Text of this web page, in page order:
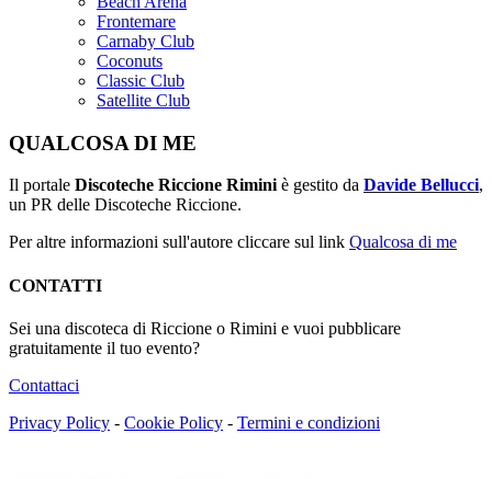
Frontemare
Carnaby Club
Coconuts
Classic Club
Satellite Club
QUALCOSA DI ME
Il portale Discoteche Riccione Riminiè gestito da Davide Bellucci,
un PR delle Discoteche Riccione.
Per altre informazioni sull'autore cliccare sul link Qualcosa di me
CONTATTI
Sei una discoteca di Riccione o Rimini e vuoi pubblicare
gratuitamente il tuo evento?
Contattaci
Privacy Policy - Cookie Policy - Termini e condizioni